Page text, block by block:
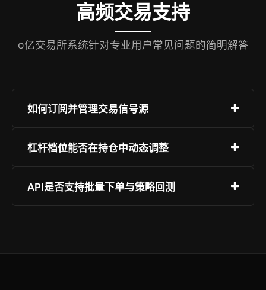
高频交易支持
o亿交易所系统针对专业用户常见问题的简明解答
如何订阅并管理交易信号源
进入「信号市场」→ 筛选认证信号源（支持按胜率
同步。所有信号行为均上链存证，可随时查看完整
执行记录。
杠杆档位能否在持仓中动态调整
支持。在持仓详情页点击「调整杠杆」，可实时变
API是否支持批量下单与策略回测
流；配套提供Python SDK与Jupyter策略模板库，